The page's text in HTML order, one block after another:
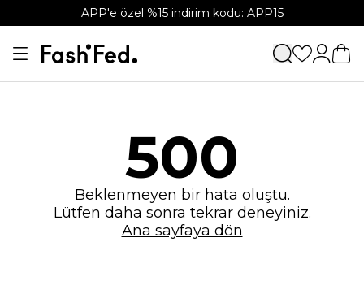
APP'e özel %15 indirim kodu: APP15
500
Beklenmeyen bir hata oluştu.
Lütfen daha sonra tekrar deneyiniz.
Ana sayfaya dön